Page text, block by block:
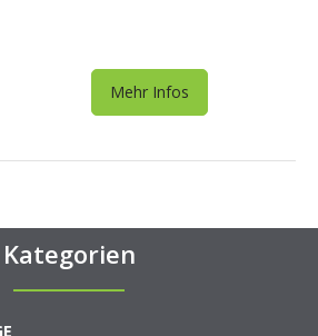
Mehr Infos
Kategorien